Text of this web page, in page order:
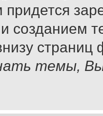
созданием
темы,